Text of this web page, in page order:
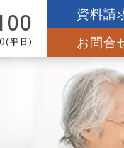
平日)
資料請
お問合